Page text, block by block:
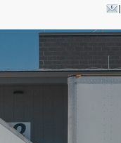
82 66